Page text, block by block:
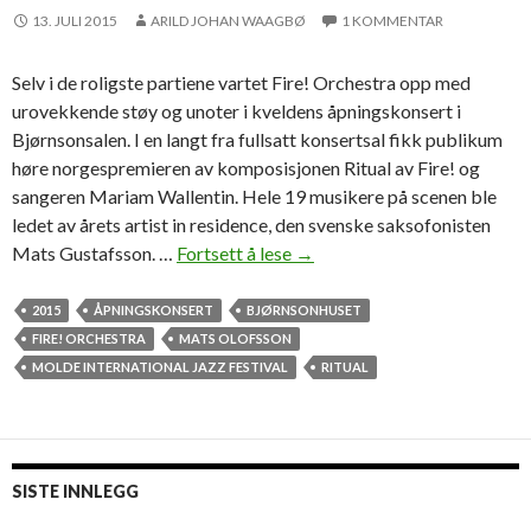
13. JULI 2015 ARILD JOHAN WAAGBØ 1 KOMMENTAR
Selv i de roligste partiene vartet Fire! Orchestra opp med
urovekkende støy og unoter i kveldens åpningskonsert i
Bjørnsonsalen. I en langt fra fullsatt konsertsal fikk publikum
høre norgespremieren av komposisjonen Ritual av Fire! og
sangeren Mariam Wallentin. Hele 19 musikere på scenen ble
ledet av årets artist in residence, den svenske saksofonisten
Mats Gustafsson. … Fortsett å lese L
k
n
→
2015 ÅPNINGSKONSERT
BJØRNSONHUSET
FIRE! ORCHESTRA
MATS OLOFSSON
MOLDE INTERNATIONAL JAZZ FESTIVAL
RITUAL
SISTE INNLEGG